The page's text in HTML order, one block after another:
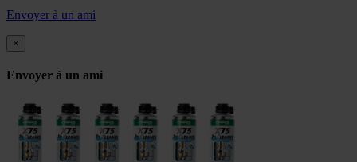
Envoyer à un ami
×
Envoyer à un ami